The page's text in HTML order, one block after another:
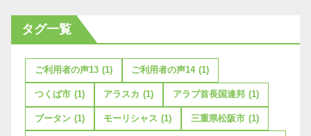
タグ一覧
ご利用者の声13 (1) ご利用者の声14 (1)
つくば市 (1) アラスカ (1) アラブ首長国連邦 (1)
ブータン (1) モーリシャス (1) 三重県松阪市 (1)